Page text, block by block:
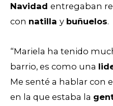
Navidad entregaban
con natilla y buñuelos.
“Mariela ha tenido
barrio, es como una
Me senté a hablar con
en la que estaba la